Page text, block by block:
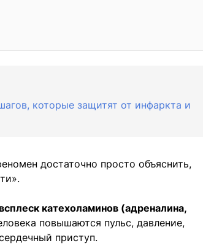
которые защитят от инфаркта и
достаточно просто объяснить,
катехоламинов (адреналина,
повышаются пульс, давление,
приступ.